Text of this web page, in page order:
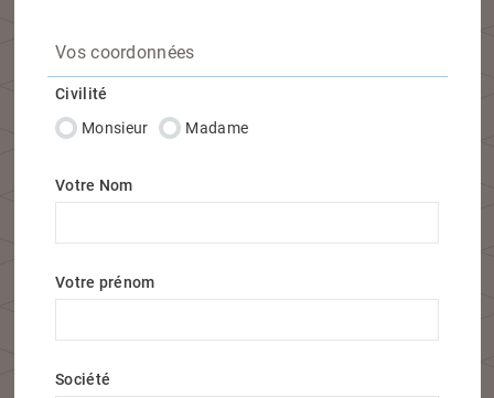
Vos coordonnées
Civilité
Monsieur
Madame
Votre Nom
Votre prénom
Société